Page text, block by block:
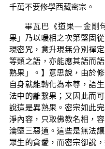
千萬不要修學西藏密宗。
畢瓦巴《道果—金剛
果」乃以暖相之次第堅固
現密咒，意升現無分別禪
等類之語，亦能應其語而
熟果」。】意思說，由於
自身就能轉化為本尊，語
法中的離繫果；又因此而
說這是異熟果。密宗如此
淨內容，只取佛教名相，
淪墮三惡道。這些是無法
眾生的貪愛，而密宗卻說